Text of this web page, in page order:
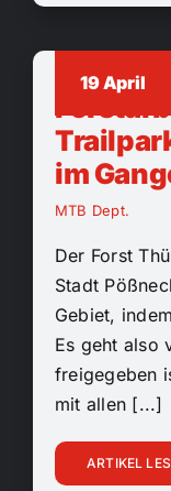
19 April
im
MTB Dept.
Der Forst
Stadt
Gebiet,
Es geht also
freigegeben
mit allen [...]
ARTIKEL